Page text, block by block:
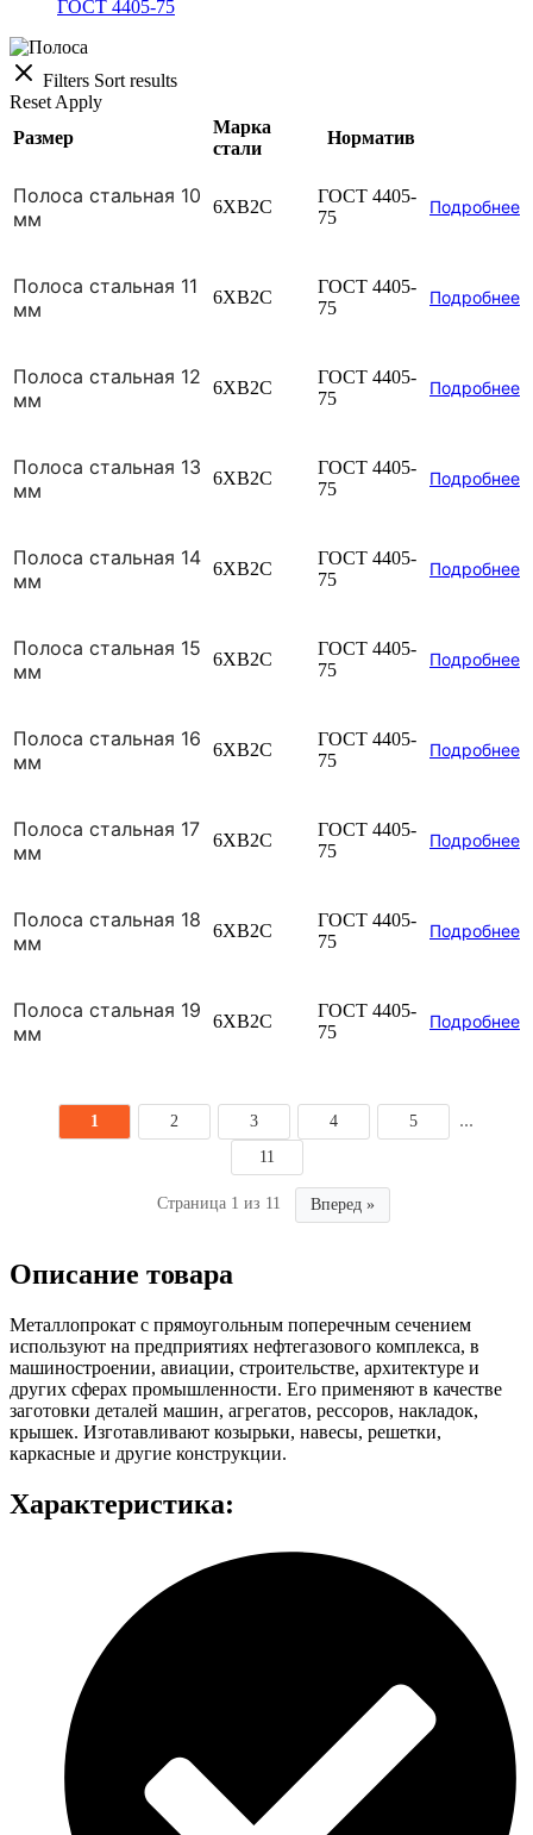
ГОСТ 4405-75
Filters Sort results
Reset Apply
Размер
Марка
стали
Норматив
Полоса стальная 10
мм
6ХВ2С
ГОСТ 4405-
75
Подробнее
Полоса стальная 11
мм
6ХВ2С
ГОСТ 4405-
75
Подробнее
Полоса стальная 12
мм
6ХВ2С
ГОСТ 4405-
75
Подробнее
Полоса стальная 13
мм
6ХВ2С
ГОСТ 4405-
75
Подробнее
Полоса стальная 14
мм
6ХВ2С
ГОСТ 4405-
75
Подробнее
Полоса стальная 15
мм
6ХВ2С
ГОСТ 4405-
75
Подробнее
Полоса стальная 16
мм
6ХВ2С
ГОСТ 4405-
75
Подробнее
Полоса стальная 17
мм
6ХВ2С
ГОСТ 4405-
75
Подробнее
Полоса стальная 18
мм
6ХВ2С
ГОСТ 4405-
75
Подробнее
Полоса стальная 19
мм
6ХВ2С
ГОСТ 4405-
75
Подробнее
1 2 3 4 5 ...
11
Страница 1 из 11 Вперед »
Описание товара
Металлопрокат с прямоугольным поперечным сечением
используют на предприятиях нефтегазового комплекса, в
машиностроении, авиации, строительстве, архитектуре и
других сферах промышленности. Его применяют в качестве
заготовки деталей машин, агрегатов, рессоров, накладок,
крышек. Изготавливают козырьки, навесы, решетки,
каркасные и другие конструкции.
Характеристика: